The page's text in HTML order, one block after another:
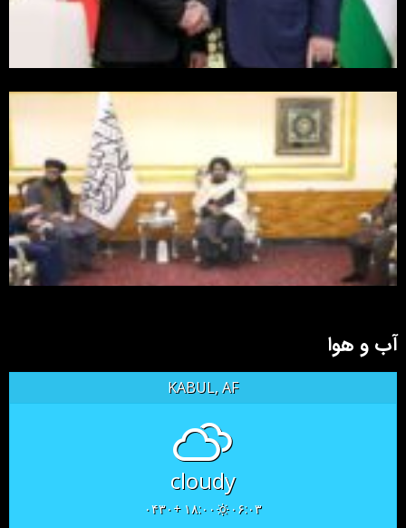
آب و هوا
KABUL, AF
cloudy
۰۶:۰۳ ۱۸:۰۰ +۰۴۳۰